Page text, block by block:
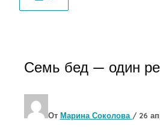
Семь бед — один
От Марина Соколова / 26